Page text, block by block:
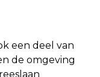
een deel van
de omgeving